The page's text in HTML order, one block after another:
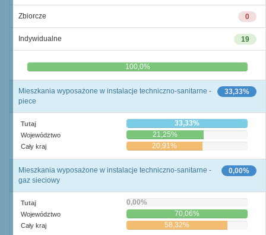
0
Zbiorcze
19
Indywidualne
0,0% 100,0%
33,33%
Mieszkania wyposażone w instalacje techniczno-sanitarne -
piece
Tutaj 33,33%
Województwo 21,25%
Cały kraj 20,91%
0,00%
Mieszkania wyposażone w instalacje techniczno-sanitarne -
gaz sieciowy
Tutaj 0,00%
Województwo 70,06%
Cały kraj 58,32%